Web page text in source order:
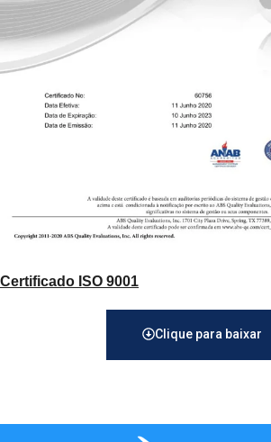
Certificado ISO 9001
Clique para baixar